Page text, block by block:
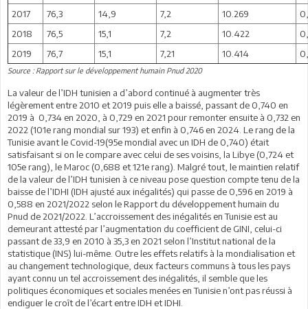
2017
76,3 14,9 7,2 10.269
2018
76,5 15,1 7,2 10.422
2019
76,7 15,1 7,21 10.414
Source : Rapport sur le développement humain Pnud 2020
La valeur de l’IDH tunisien a d’abord continué à augmenter très
légèrement entre 2010 et 2019 puis elle a baissé, passant de 0,740 en
2019 à 0,734 en 2020, à 0,729 en 2021 pour remonter ensuite à 0,732 en
2022 (101e rang mondial sur 193) et enfin à 0,746 en 2024. Le rang de la
Tunisie avant le Covid-19(95e mondial avec un IDH de 0,740) était
satisfaisant si on le compare avec celui de ses voisins, la Libye (0,724 et
105e rang), le Maroc (0,688 et 121e rang). Malgré tout, le maintien relatif
de la valeur de l’IDH tunisien à ce niveau pose question compte tenu de la
baisse de l’IDHI (IDH ajusté aux inégalités) qui passe de 0,596 en 2019 à
0,588 en 2021/2022 selon le Rapport du développement humain du
Pnud de 2021/2022. L’accroissement des inégalités en Tunisie est au
demeurant attesté par l’augmentation du coefficient de GINI, celui-ci
passant de 33,9 en 2010 à 35,3 en 2021 selon l’Institut national de la
statistique (INS) lui-même. Outre les effets relatifs à la mondialisation et
au changement technologique, deux facteurs communs à tous les pays
ayant connu un tel accroissement des inégalités, il semble que les
politiques économiques et sociales menées en Tunisie n’ont pas réussi à
endiguer le croît de l’écart entre IDH et IDHI.